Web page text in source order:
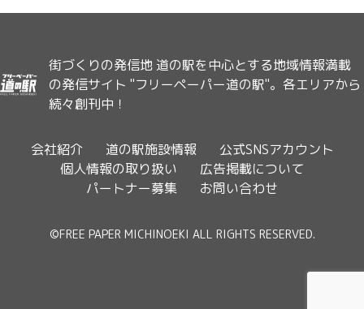
街づくりの発信地 道の駅を中心とする地域情報満載
の発信サイト "フリーペーパー道の駅"。各エリアから
続々創刊中！
会社紹介 道の駅施設情報
公式SNSアカウント
個人情報の取り扱い
広告掲載について
パートナー募集
お問い合わせ
©FREE PAPER MICHINOEKI ALL RIGHTS RESERVED.